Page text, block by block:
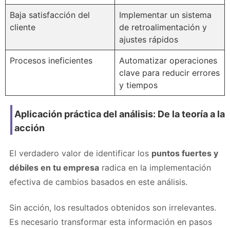
Baja satisfacción del
cliente
Implementar un sistema
de retroalimentación y
ajustes rápidos
Procesos ineficientes
Automatizar operaciones
clave para reducir errores
y tiempos
Aplicación práctica del análisis: De la teoría a la
acción
El verdadero valor de identificar los puntos fuertes y
débiles en tu empresa radica en la implementación
efectiva de cambios basados en este análisis.
Sin acción, los resultados obtenidos son irrelevantes.
Es necesario transformar esta información en pasos